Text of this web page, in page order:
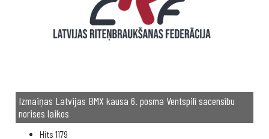
Izmaiņas Latvijas BMX kausa 6. posma Ventspilī sacensību
norises laikos
Hits 1179